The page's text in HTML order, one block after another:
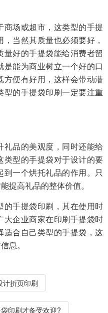
场或超市，这类型的手提
当然其质量也必须要好，
好的手提袋能给消费者留
能为商业树立一个好的口
便有好用，这样会带动潜
的手提袋印刷一定要注重
品的美观度，同时还能给
型的手提袋对于设计的要
一个烘托礼品的作用。只
提高礼品的整体价值。
手提袋印刷，其在使用时
企业商家在印刷手提袋时
合自己类型的手提袋，这
息。
计折页印刷
印刷才备受欢迎?